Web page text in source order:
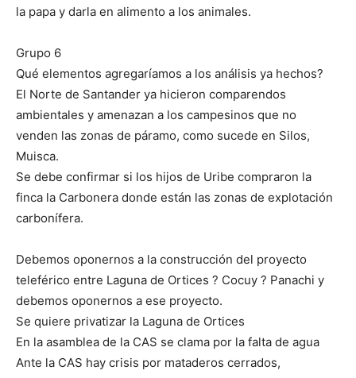
la papa y darla en alimento a los animales.
Grupo 6
Qué elementos agregaríamos a los análisis ya hechos?
El Norte de Santander ya hicieron comparendos
ambientales y amenazan a los campesinos que no
venden las zonas de páramo, como sucede en Silos,
Muisca.
Se debe confirmar si los hijos de Uribe compraron la
finca la Carbonera donde están las zonas de explotación
carbonífera.
Debemos oponernos a la construcción del proyecto
teleférico entre Laguna de Ortices ? Cocuy ? Panachi y
debemos oponernos a ese proyecto.
Se quiere privatizar la Laguna de Ortices
En la asamblea de la CAS se clama por la falta de agua
Ante la CAS hay crisis por mataderos cerrados,